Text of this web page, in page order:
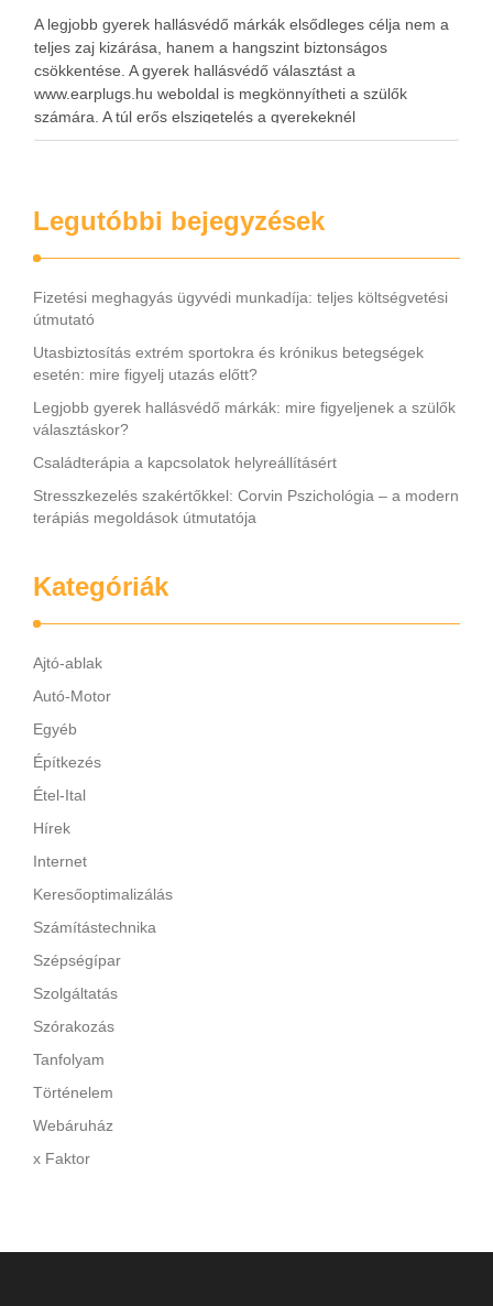
A legjobb gyerek hallásvédő márkák elsődleges célja nem a
teljes zaj kizárása, hanem a hangszint biztonságos
csökkentése. A gyerek hallásvédő választást a
www.earplugs.hu weboldal is megkönnyítheti a szülők
számára. A túl erős elszigetelés a gyerekeknél
kényelmetlenséget, félelmet vagy dezorientáltságot is
Legutóbbi bejegyzések
Fizetési meghagyás ügyvédi munkadíja: teljes költségvetési
útmutató
Utasbiztosítás extrém sportokra és krónikus betegségek
esetén: mire figyelj utazás előtt?
Legjobb gyerek hallásvédő márkák: mire figyeljenek a szülők
választáskor?
Családterápia a kapcsolatok helyreállításért
Stresszkezelés szakértőkkel: Corvin Pszichológia – a modern
terápiás megoldások útmutatója
Kategóriák
Ajtó-ablak
Autó-Motor
Egyéb
Építkezés
Étel-Ital
Hírek
Internet
Keresőoptimalizálás
Számítástechnika
Szépségípar
Szolgáltatás
Szórakozás
Tanfolyam
Történelem
Webáruház
x Faktor